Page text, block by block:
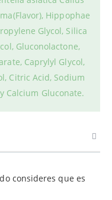
Hippophae
Glycol, Silica
Gluconolactone,
Caprylyl Glycol,
Citric Acid, Sodium
Calcium Gluconate.
consideres que es